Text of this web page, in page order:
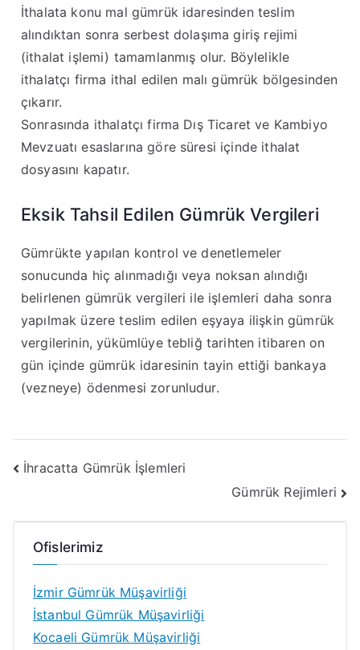
İthalata konu mal gümrük idaresinden teslim
alındıktan sonra serbest dolaşıma giriş rejimi
(ithalat işlemi) tamamlanmış olur. Böylelikle
ithalatçı firma ithal edilen malı gümrük bölgesinden
çıkarır.
Sonrasında ithalatçı firma Dış Ticaret ve Kambiyo
Mevzuatı esaslarına göre süresi içinde ithalat
dosyasını kapatır.
Eksik Tahsil Edilen Gümrük Vergileri
Gümrükte yapılan kontrol ve denetlemeler
sonucunda hiç alınmadığı veya noksan alındığı
belirlenen gümrük vergileri ile işlemleri daha sonra
yapılmak üzere teslim edilen eşyaya ilişkin gümrük
vergilerinin, yükümlüye tebliğ tarihten itibaren on
gün içinde gümrük idaresinin tayin ettiği bankaya
(vezneye) ödenmesi zorunludur.
İhracatta Gümrük İşlemleri
Gümrük Rejimleri
Ofislerimiz
İzmir Gümrük Müşavirliği
İstanbul Gümrük Müşavirliği
Kocaeli Gümrük Müşavirliği